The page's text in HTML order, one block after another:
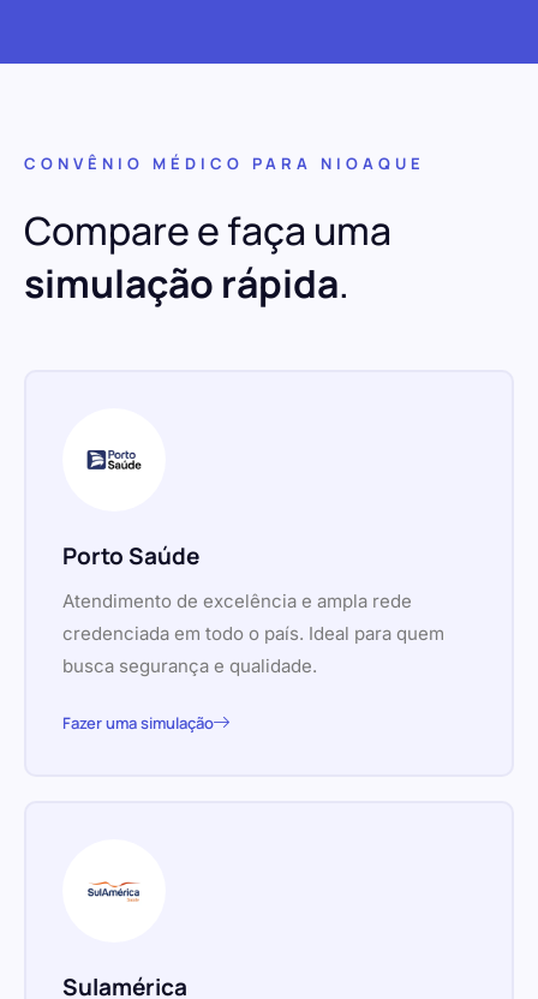
CONVÊNIO MÉDICO PARA NIOAQUE
Compare e faça uma
simulação rápida.
Porto Saúde
Atendimento de excelência e ampla rede
credenciada em todo o país. Ideal para quem
busca segurança e qualidade.
Fazer uma simulação
Sulamérica